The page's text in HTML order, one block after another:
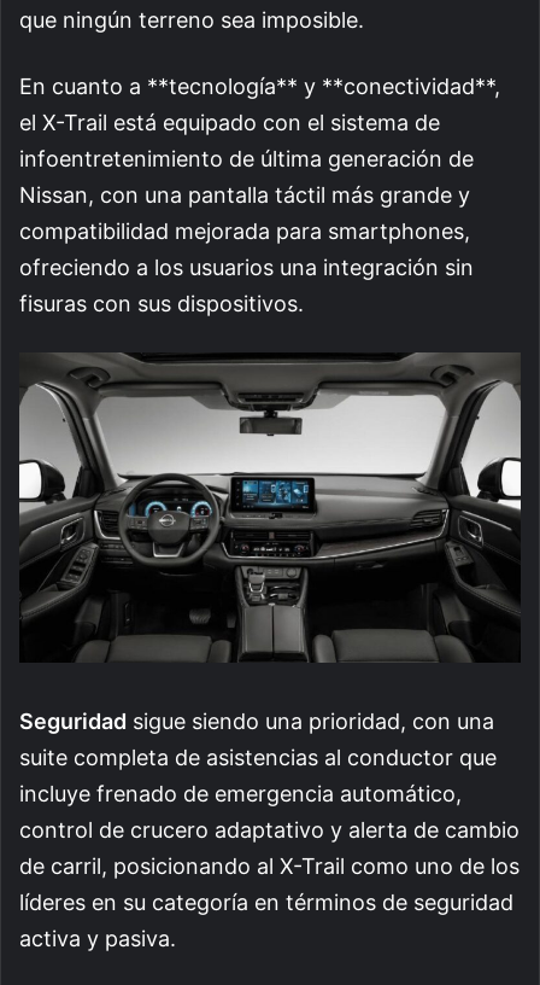
que ningún terreno sea imposible.
En cuanto a **tecnología** y **conectividad**,
el X-Trail está equipado con el sistema de
infoentretenimiento de última generación de
Nissan, con una pantalla táctil más grande y
compatibilidad mejorada para smartphones,
ofreciendo a los usuarios una integración sin
fisuras con sus dispositivos.
Seguridad sigue siendo una prioridad, con una
suite completa de asistencias al conductor que
incluye frenado de emergencia automático,
control de crucero adaptativo y alerta de cambio
de carril, posicionando al X-Trail como uno de los
líderes en su categoría en términos de seguridad
activa y pasiva.